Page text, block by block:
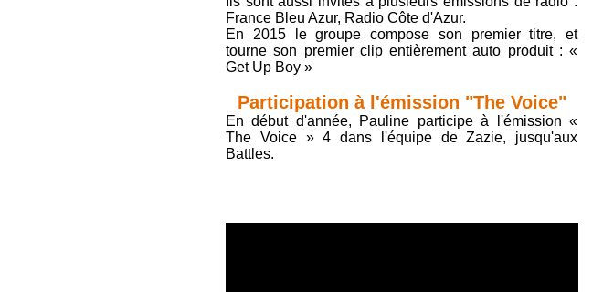
France Bleu Azur, Radio Côte d'Azur.
En 2015 le groupe compose son premier titre, et
tourne son premier clip entièrement auto produit : «
Get Up Boy »
Participation à l'émission "The Voice"
En début d'année, Pauline participe à l'émission «
The Voice » 4 dans l'équipe de Zazie, jusqu'aux
Battles.